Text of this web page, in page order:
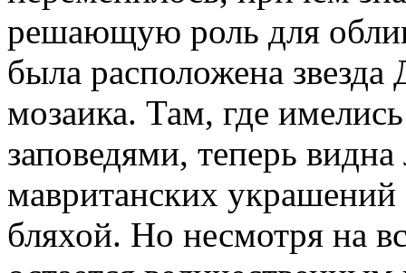
решающую роль для
была расположена звезда
мозаика. Там, где
заповедями, теперь
мавританских
бляхой. Но несмотря на